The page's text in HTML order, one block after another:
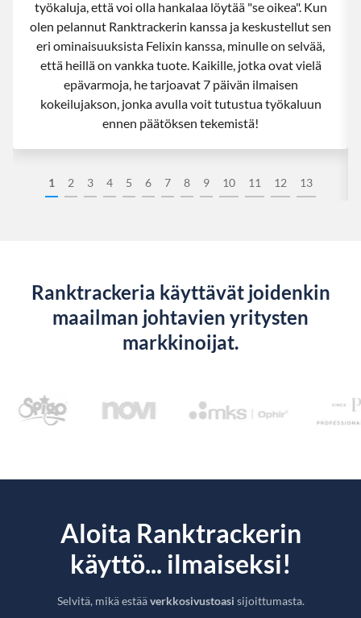
1 2 3 4 5 6 7 8 9 10 11 12 13
työkaluja, että voi olla hankalaa löytää "se oikea". Kun
olen pelannut Ranktrackerin kanssa ja keskustellut sen
eri ominaisuuksista Felixin kanssa, minulle on selvää,
että heillä on vankka tuote. Kaikille, jotka ovat vielä
epävarmoja, he tarjoavat 7 päivän ilmaisen
kokeilujakson, jonka avulla voit tutustua työkaluun
ennen päätöksen tekemistä!
Ranktrackeria käyttävät joidenkin
maailman johtavien yritysten
markkinoijat.
Aloita Ranktrackerin
käyttö... ilmaiseksi!
Selvitä, mikä estääverkkosivustoasi sijoittumasta.